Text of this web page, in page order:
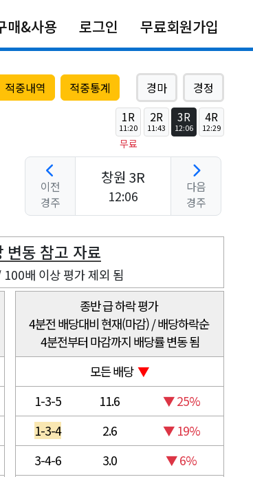
매&사용 로그인 무료회원가입
적중내역 적중통계 경마
경정
1R
11:20
무료
2R
11:43
3R
12:06
4R
12:29
이전
경주
창원 3R
12:06
다음
경주
현장 삼복승 실시간 배당 변동 참고 자료
배 이상 평가 제외 됨
종반 급 하락 평가
4분전 배당대비 현재(마감) / 배당하락순
4분전부터 마감까지 배당률 변동 됨
모든 배당 ▼
1-3-5
11.6
▼ 25%
1-3-4
2.6
▼ 19%
3-4-6
3.0
▼ 6%